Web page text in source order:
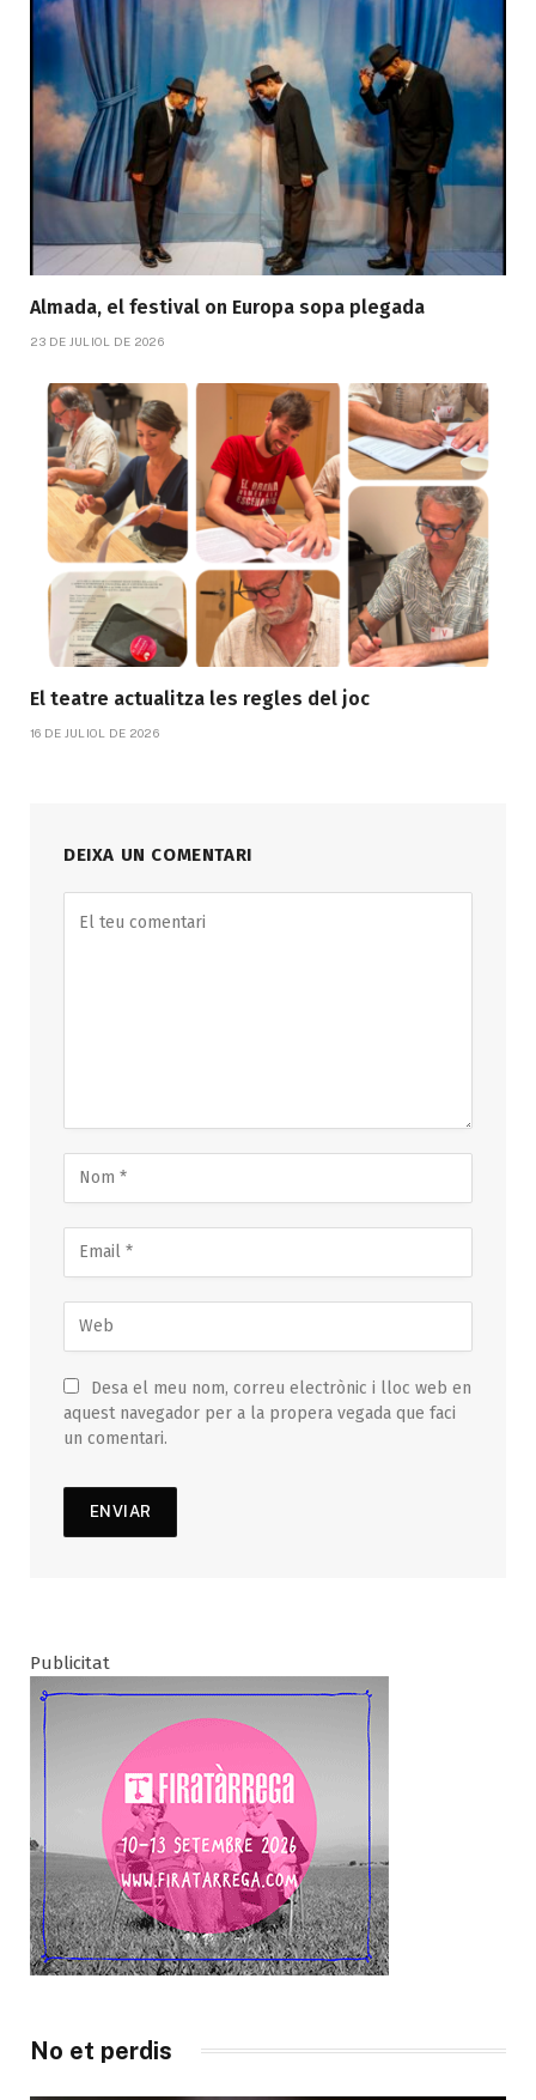
Almada, el festival on Europa sopa plegada
23 DE JULIOL DE 2026
El teatre actualitza les regles del joc
16 DE JULIOL DE 2026
DEIXA UN COMENTARI
Desa el meu nom, correu electrònic i lloc web en
aquest navegador per a la propera vegada que faci
un comentari.
Publicitat
No et perdis